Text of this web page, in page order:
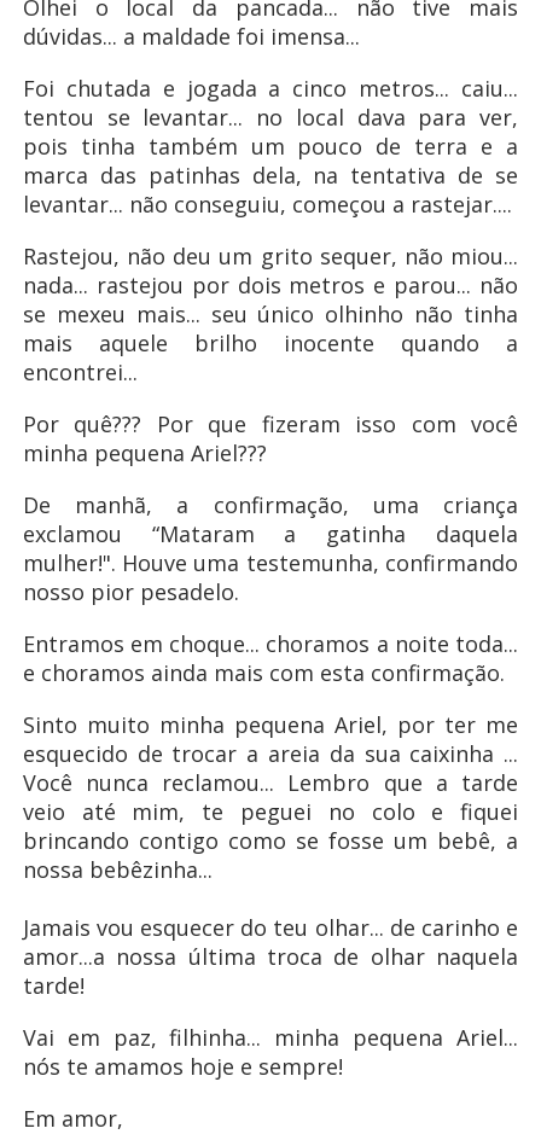
Olhei o local da pancada... não tive mais
dúvidas... a maldade foi imensa...
Foi chutada e jogada a cinco metros... caiu...
tentou se levantar... no local dava para ver,
pois tinha também um pouco de terra e a
marca das patinhas dela, na tentativa de se
levantar... não conseguiu, começou a rastejar....
Rastejou, não deu um grito sequer, não miou...
nada... rastejou por dois metros e parou... não
se mexeu mais... seu único olhinho não tinha
mais aquele brilho inocente quando a
encontrei...
Por quê??? Por que fizeram isso com você
minha pequena Ariel???
De manhã, a confirmação, uma criança
exclamou “Mataram a gatinha daquela
mulher!". Houve uma testemunha, confirmando
nosso pior pesadelo.
Entramos em choque... choramos a noite toda...
e choramos ainda mais com esta confirmação.
Sinto muito minha pequena Ariel, por ter me
esquecido de trocar a areia da sua caixinha ...
Você nunca reclamou... Lembro que a tarde
veio até mim, te peguei no colo e fiquei
brincando contigo como se fosse um bebê, a
nossa bebêzinha...
Jamais vou esquecer do teu olhar... de carinho e
amor...a nossa última troca de olhar naquela
tarde!
Vai em paz, filhinha... minha pequena Ariel...
nós te amamos hoje e sempre!
Em amor,